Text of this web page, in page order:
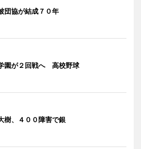
団協が結成７０年
園が２回戦へ 高校野球
樹、４００障害で銀